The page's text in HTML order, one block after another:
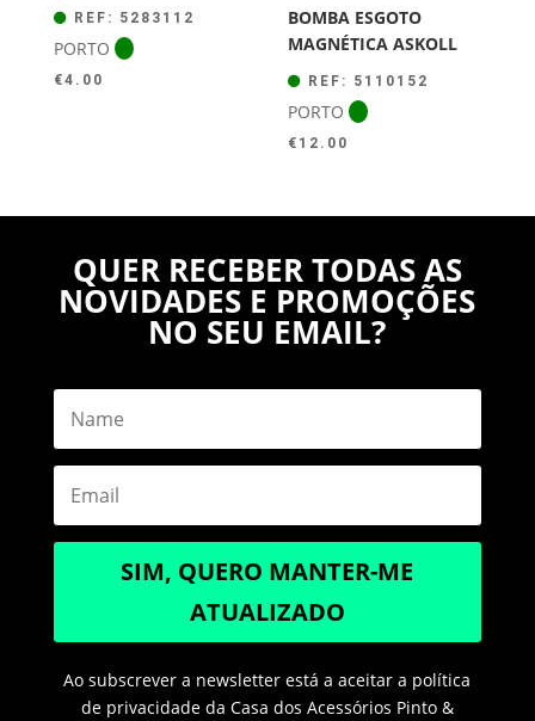
REF: 5283112
PORTO
€4.00
BOMBA ESGOTO
MAGNÉTICA ASKOLL
REF: 5110152
PORTO
€ 12.00
QUER RECEBER TODAS AS
NOVIDADES E PROMOÇÕES
NO SEU EMAIL?
SIM, QUERO MANTER-ME
ATUALIZADO
Ao subscrever a newsletter está a aceitar a política
de privacidade da Casa dos Acessórios Pinto &